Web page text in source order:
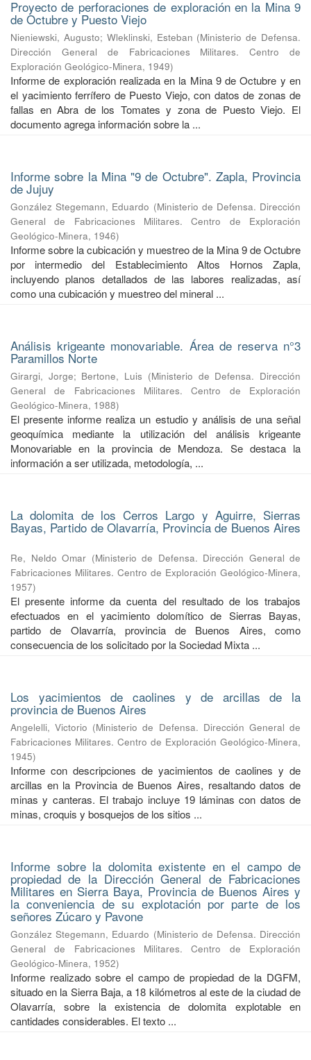
Proyecto de perforaciones de exploración en la Mina 9
de Octubre y Puesto Viejo
Nieniewski, Augusto; Wleklinski, Esteban (Ministerio de Defensa.
Dirección General de Fabricaciones Militares. Centro de
Exploración Geológico-Minera, 1949)
Informe de exploración realizada en la Mina 9 de Octubre y en
el yacimiento ferrífero de Puesto Viejo, con datos de zonas de
fallas en Abra de los Tomates y zona de Puesto Viejo. El
documento agrega información sobre la ...
Informe sobre la Mina "9 de Octubre". Zapla, Provincia
de Jujuy
González Stegemann, Eduardo (Ministerio de Defensa. Dirección
General de Fabricaciones Militares. Centro de Exploración
Geológico-Minera, 1946)
Informe sobre la cubicación y muestreo de la Mina 9 de Octubre
por intermedio del Establecimiento Altos Hornos Zapla,
incluyendo planos detallados de las labores realizadas, así
como una cubicación y muestreo del mineral ...
Análisis krigeante monovariable. Área de reserva n°3
Paramillos Norte
Girargi, Jorge; Bertone, Luis (Ministerio de Defensa. Dirección
General de Fabricaciones Militares. Centro de Exploración
Geológico-Minera, 1988)
El presente informe realiza un estudio y análisis de una señal
geoquímica mediante la utilización del análisis krigeante
Monovariable en la provincia de Mendoza. Se destaca la
información a ser utilizada, metodología, ...
La dolomita de los Cerros Largo y Aguirre, Sierras
Bayas, Partido de Olavarría, Provincia de Buenos Aires
Re, Neldo Omar (Ministerio de Defensa. Dirección General de
Fabricaciones Militares. Centro de Exploración Geológico-Minera,
1957)
El presente informe da cuenta del resultado de los trabajos
efectuados en el yacimiento dolomítico de Sierras Bayas,
partido de Olavarría, provincia de Buenos Aires, como
consecuencia de los solicitado por la Sociedad Mixta ...
Los yacimientos de caolines y de arcillas de la
provincia de Buenos Aires
Angelelli, Victorio (Ministerio de Defensa. Dirección General de
Fabricaciones Militares. Centro de Exploración Geológico-Minera,
1945)
Informe con descripciones de yacimientos de caolines y de
arcillas en la Provincia de Buenos Aires, resaltando datos de
minas y canteras. El trabajo incluye 19 láminas con datos de
minas, croquis y bosquejos de los sitios ...
Informe sobre la dolomita existente en el campo de
propiedad de la Dirección General de Fabricaciones
Militares en Sierra Baya, Provincia de Buenos Aires y
la conveniencia de su explotación por parte de los
señores Zúcaro y Pavone
González Stegemann, Eduardo (Ministerio de Defensa. Dirección
General de Fabricaciones Militares. Centro de Exploración
Geológico-Minera, 1952)
Informe realizado sobre el campo de propiedad de la DGFM,
situado en la Sierra Baja, a 18 kilómetros al este de la ciudad de
Olavarría, sobre la existencia de dolomita explotable en
cantidades considerables. El texto ...